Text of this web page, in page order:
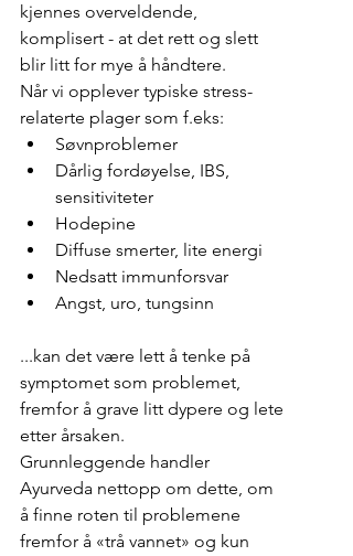
kjennes overveldende,
komplisert - at det rett og slett
blir litt for mye å håndtere.
Når vi opplever typiske stress-
relaterte plager som f.eks:
Søvnproblemer
Dårlig fordøyelse, IBS,
sensitiviteter
Hodepine
Diffuse smerter, lite energi
Nedsatt immunforsvar
Angst, uro, tungsinn
...kan det være lett å tenke på
symptomet som problemet,
fremfor å grave litt dypere og lete
etter årsaken.
Grunnleggende handler
Ayurveda nettopp om dette, om
å finne roten til problemene
fremfor å «trå vannet» og kun